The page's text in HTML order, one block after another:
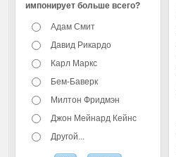
импонирует больше всего?
Адам Смит
Давид Рикардо
Карл Маркс
Бем-Баверк
Милтон Фридмэн
Джон Мейнард Кейнс
Другой...